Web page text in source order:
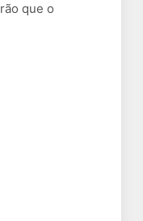
que o